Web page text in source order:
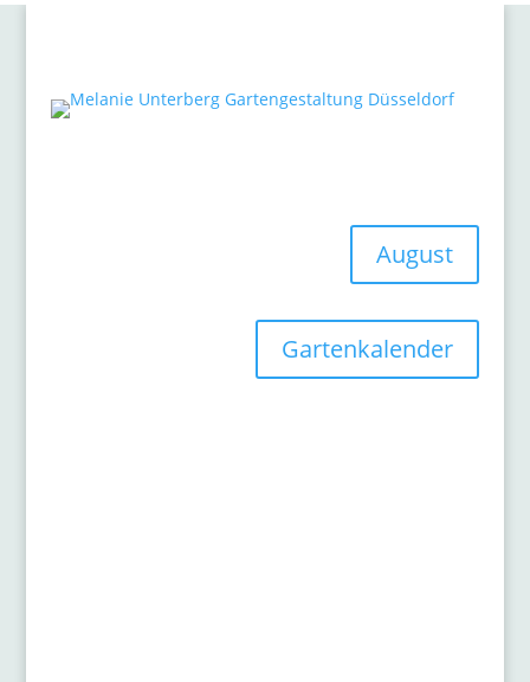
August
Gartenkalender